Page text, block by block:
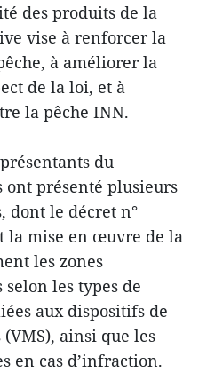
des produits de la
vise à renforcer la
à améliorer la
de la loi, et à
la pêche INN.
du
ont présenté plusieurs
dont le décret n°
la mise en œuvre de la
les zones
les types de
aux dispositifs de
ainsi que les
en cas d’infraction.